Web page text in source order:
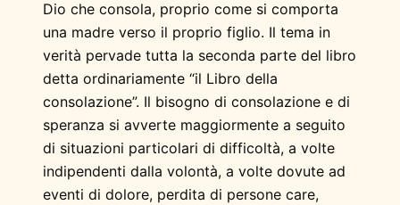
Dio che consola, proprio come si comporta
una madre verso il proprio figlio. Il tema in
verità pervade tutta la seconda parte del libro
detta ordinariamente “il Libro della
consolazione”. Il bisogno di consolazione e di
speranza si avverte maggiormente a seguito
di situazioni particolari di difficoltà, a volte
indipendenti dalla volontà, a volte dovute ad
eventi di dolore, perdita di persone care,